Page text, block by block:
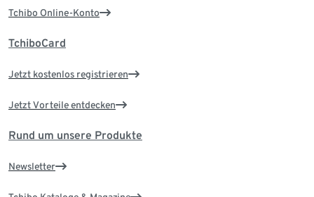
Tchibo Online-Konto
TchiboCard
Jetzt kostenlos registrieren
Jetzt Vorteile entdecken
Rund um unsere Produkte
Newsletter